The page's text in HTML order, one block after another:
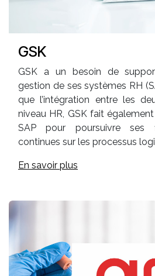
GSK
GSK a un besoin de
gestion de ses systèmes RH
que l’intégration entre les
niveau HR, GSK fait
SAP pour poursuivre ses
continues sur les processus
En savoir plus